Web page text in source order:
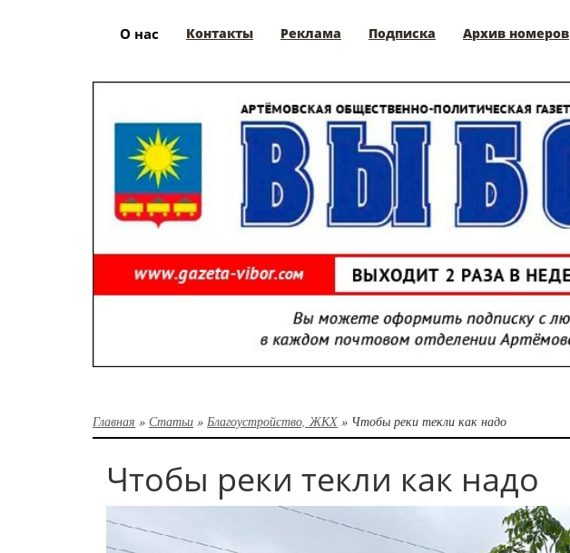
О нас Контакты Реклама Подписка Архив номеров
Главная » Статьи » Благоустройство, ЖКХ » Чтобы реки текли как надо
Чтобы реки текли как надо